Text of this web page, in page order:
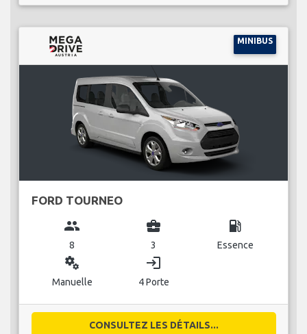
MINIBUS
FORD TOURNEO
group
8
business_center
3
local_gas_station
Essence
miscellaneous_services
Manuelle
login
4 Porte
CONSULTEZ LES DÉTAILS...